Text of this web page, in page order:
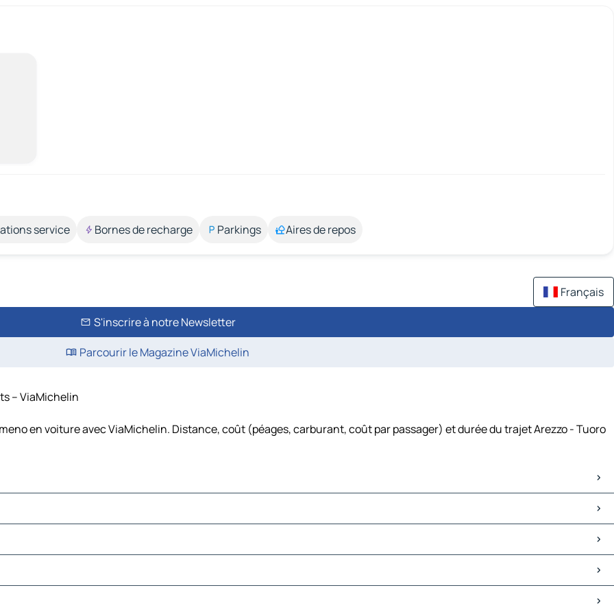
service Bornes de recharge Parkings Aires de repos
Français
S'inscrire à notre Newsletter
Parcourir le Magazine ViaMichelin
– ViaMichelin
en voiture avec ViaMichelin. Distance, coût (péages, carburant, coût par passager) et durée du trajet Arezzo - Tuoro